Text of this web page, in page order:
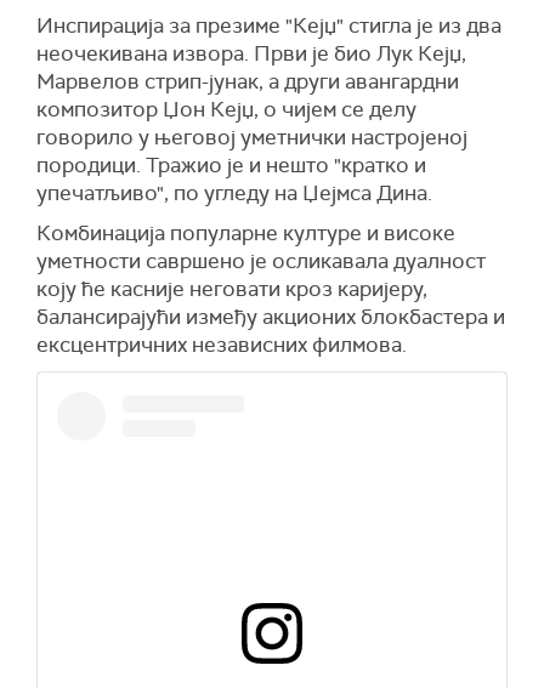
Инспирација за презиме "Кејџ" стигла је из два
неочекивана извора. Први је био Лук Кејџ,
Марвелов стрип-јунак, а други авангардни
композитор Џон Кејџ, о чијем се делу
говорило у његовој уметнички настројеној
породици. Тражио је и нешто "кратко и
упечатљиво", по угледу на Џејмса Дина.
Комбинација популарне културе и високе
уметности савршено је осликавала дуалност
коју ће касније неговати кроз каријеру,
балансирајући између акционих блокбастера и
ексцентричних независних филмова.